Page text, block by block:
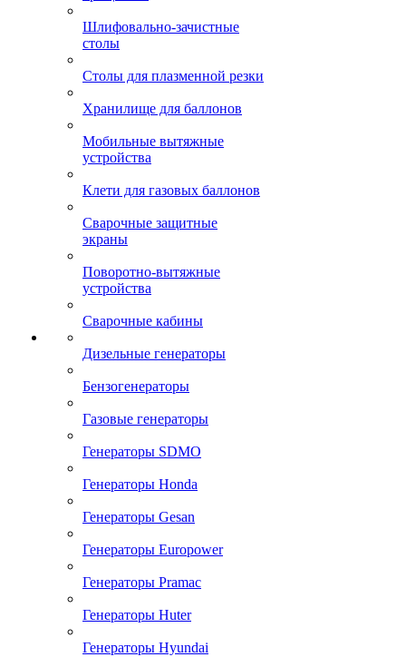
Шлифовально-зачистные
столы
Столы для плазменной резки
Хранилище для баллонов
Мобильные вытяжные
устройства
Клети для газовых баллонов
Сварочные защитные
экраны
Поворотно-вытяжные
устройства
Сварочные кабины
Дизельные генераторы
Бензогенераторы
Газовые генераторы
Генераторы SDMO
Генераторы Honda
Генераторы Gesan
Генераторы Europower
Генераторы Pramac
Генераторы Huter
Генераторы Hyundai